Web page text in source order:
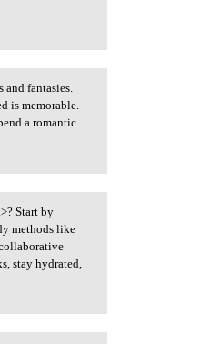
and fantasies.
is memorable.
a romantic
Start by
methods like
stay hydrated,